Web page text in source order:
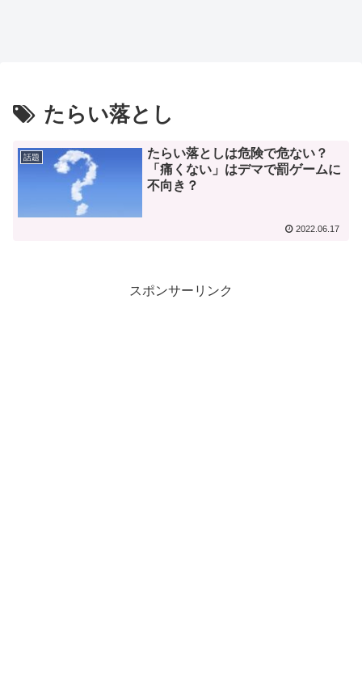
たらい落とし
話題
たらい落としは危険で危ない？
「痛くない」はデマで罰ゲームに
不向き？
2022.06.17
スポンサーリンク